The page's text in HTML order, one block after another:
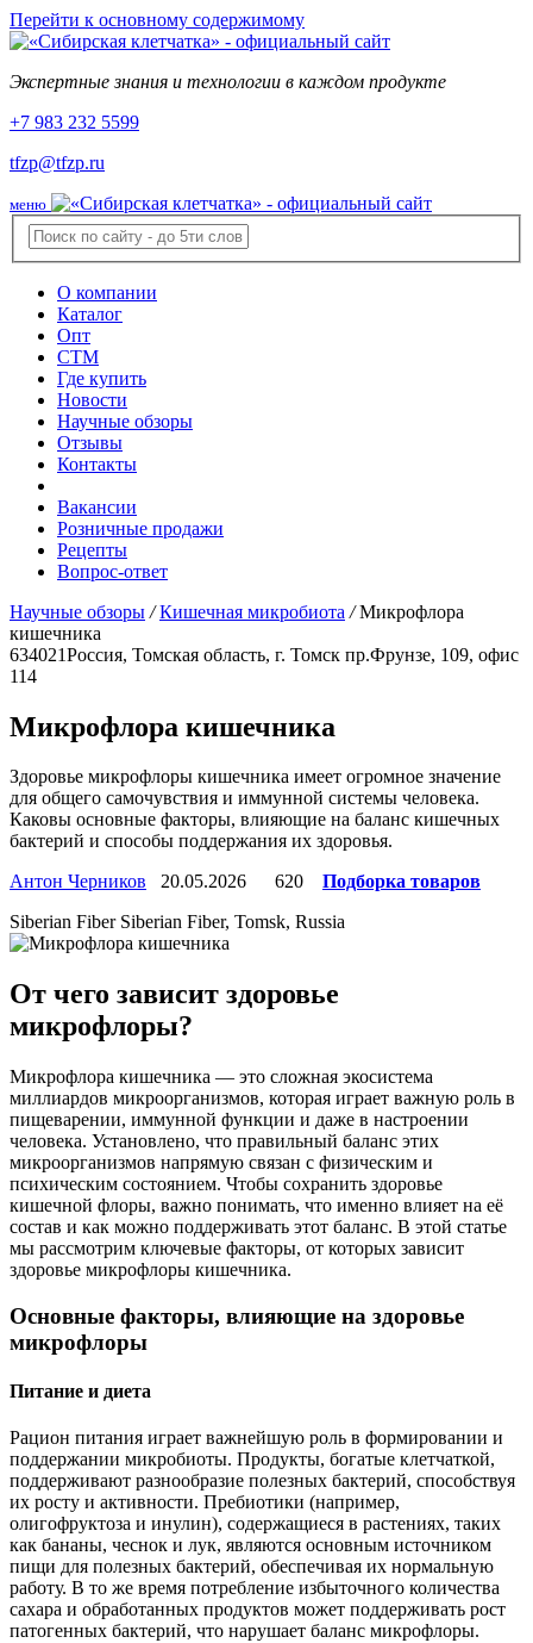
Перейти к основному содержимому
Экспертные знания и технологии в каждом продукте
+7 983 232 5599
tfzp@tfzp.ru
меню
О компании
Каталог
Опт
СТМ
Где купить
Новости
Научные обзоры
Отзывы
Контакты
Вакансии
Розничные продажи
Рецепты
Вопрос-ответ
Научные обзоры / Кишечная микробиота / Микрофлора
кишечника
634021Россия, Томская область, г. Томск пр.Фрунзе, 109, офис
114
Микрофлора кишечника
Здоровье микрофлоры кишечника имеет огромное значение
для общего самочувствия и иммунной системы человека.
Каковы основные факторы, влияющие на баланс кишечных
бактерий и способы поддержания их здоровья.
Антон Черников
20.05.2026 620
Подборка товаров
Siberian Fiber Siberian Fiber, Tomsk, Russia
От чего зависит здоровье
микрофлоры?
Микрофлора кишечника — это сложная экосистема
миллиардов микроорганизмов, которая играет важную роль в
пищеварении, иммунной функции и даже в настроении
человека. Установлено, что правильный баланс этих
микроорганизмов напрямую связан с физическим и
психическим состоянием. Чтобы сохранить здоровье
кишечной флоры, важно понимать, что именно влияет на её
состав и как можно поддерживать этот баланс. В этой статье
мы рассмотрим ключевые факторы, от которых зависит
здоровье микрофлоры кишечника.
Основные факторы, влияющие на здоровье
микрофлоры
Питание и диета
Рацион питания играет важнейшую роль в формировании и
поддержании микробиоты. Продукты, богатые клетчаткой,
поддерживают разнообразие полезных бактерий, способствуя
их росту и активности. Пребиотики (например,
олигофруктоза и инулин), содержащиеся в растениях, таких
как бананы, чеснок и лук, являются основным источником
пищи для полезных бактерий, обеспечивая их нормальную
работу. В то же время потребление избыточного количества
сахара и обработанных продуктов может поддерживать рост
патогенных бактерий, что нарушает баланс микрофлоры.